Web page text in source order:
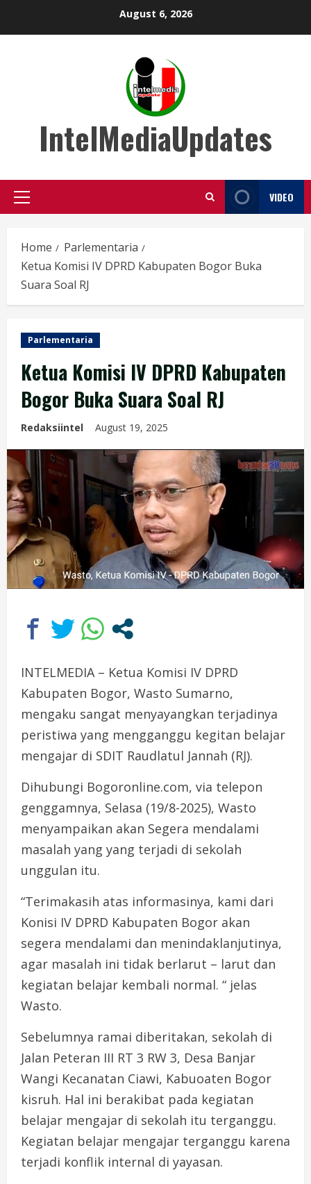
August 6, 2026
IntelMediaUpdates
Primary
VIDEO
Home
Parlementaria
Ketua Komisi IV DPRD Kabupaten Bogor Buka
Suara Soal RJ
Parlementaria
Ketua Komisi IV DPRD Kabupaten
Bogor Buka Suara Soal RJ
Redaksiintel August 19, 2025
INTELMEDIA – Ketua Komisi IV DPRD
Kabupaten Bogor, Wasto Sumarno,
mengaku sangat menyayangkan terjadinya
peristiwa yang mengganggu kegitan belajar
mengajar di SDIT Raudlatul Jannah (RJ).
Dihubungi Bogoronline.com, via telepon
genggamnya, Selasa (19/8-2025), Wasto
menyampaikan akan Segera mendalami
masalah yang yang terjadi di sekolah
unggulan itu.
“Terimakasih atas informasinya, kami dari
Konisi IV DPRD Kabupaten Bogor akan
segera mendalami dan menindaklanjutinya,
agar masalah ini tidak berlarut – larut dan
kegiatan belajar kembali normal. “ jelas
Wasto.
Sebelumnya ramai diberitakan, sekolah di
Jalan Peteran III RT 3 RW 3, Desa Banjar
Wangi Kecanatan Ciawi, Kabuoaten Bogor
kisruh. Hal ini berakibat pada kegiatan
belajar mengajar di sekolah itu terganggu.
Kegiatan belajar mengajar terganggu karena
terjadi konflik internal di yayasan.